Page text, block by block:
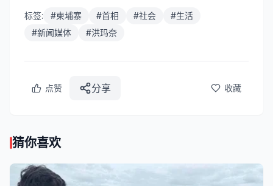
标签: #柬埔寨 #首相 #社会 #生活
#新闻媒体 #洪玛奈
点赞 分享 收藏
猜你喜欢